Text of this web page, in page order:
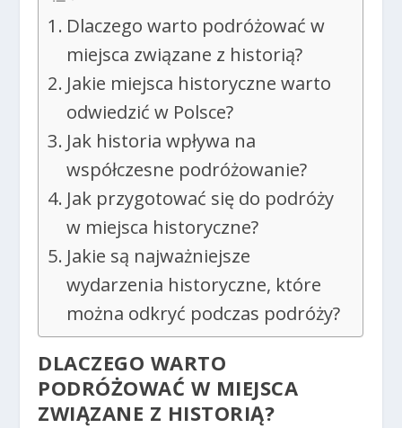
Dlaczego warto podróżować w
miejsca związane z historią?
Jakie miejsca historyczne warto
odwiedzić w Polsce?
Jak historia wpływa na
współczesne podróżowanie?
Jak przygotować się do podróży
w miejsca historyczne?
Jakie są najważniejsze
wydarzenia historyczne, które
można odkryć podczas podróży?
DLACZEGO WARTO
PODRÓŻOWAĆ W MIEJSCA
ZWIĄZANE Z HISTORIĄ?